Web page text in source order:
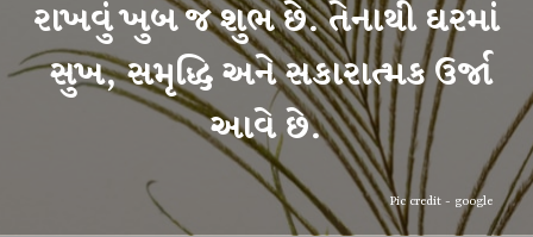
રાખવું ખુબ જ શુભ છે. તેનાથી ઘરમાં
સુખ, સમૃદ્ધિ અને સકારાત્મક ઉર્જા
આવે છે.
Pic credit - google